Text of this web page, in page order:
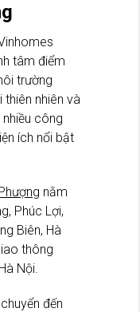
tâm điểm
trường
thiên nhiên và
công
ích nổi bật
nằm
Phúc Lợi,
Biên, Hà
thông
Nội.
đến